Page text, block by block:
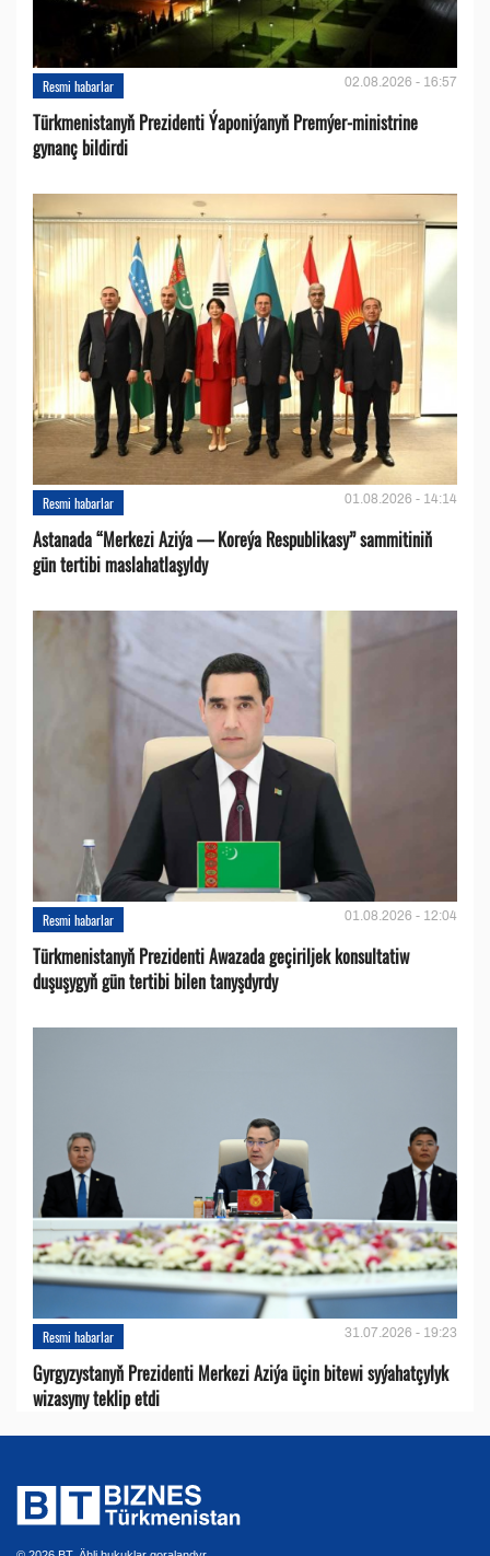
Resmi habarlar 02.08.2026 - 16:57
Türkmenistanyň Prezidenti Ýaponiýanyň Premýer-ministrine
gynanç bildirdi
Resmi habarlar 01.08.2026 - 14:14
Astanada “Merkezi Aziýa — Koreýa Respublikasy” sammitiniň
gün tertibi maslahatlaşyldy
Resmi habarlar 01.08.2026 - 12:04
Türkmenistanyň Prezidenti Awazada geçiriljek konsultatiw
duşuşygyň gün tertibi bilen tanyşdyrdy
Resmi habarlar 31.07.2026 - 19:23
Gyrgyzystanyň Prezidenti Merkezi Aziýa üçin bitewi syýahatçylyk
wizasyny teklip etdi